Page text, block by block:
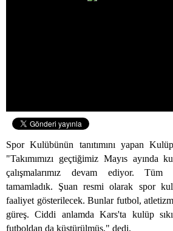
Spor Kulübünün tanıtımını yapan
"Takımımızı geçtiğimiz Mayıs ayında
çalışmalarımız devam ediyor. Tüm
tamamladık. Şuan resmi olarak spor
faaliyet gösterilecek. Bunlar futbol,
güreş. Ciddi anlamda Kars'ta kulüp
futboldan da küstürülmüş." dedi.